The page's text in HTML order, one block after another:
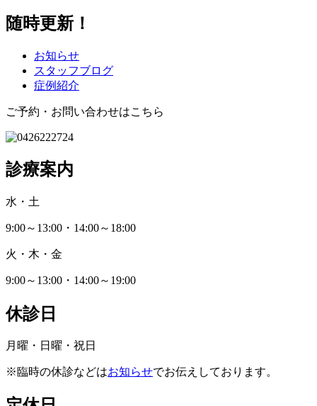
随時更新！
お知らせ
スタッフブログ
症例紹介
ご予約・お問い合わせはこちら
診療案内
水・土
9:00～13:00・14:00～18:00
火・木・金
9:00～13:00・14:00～19:00
休診日
月曜・日曜・祝日
※臨時の休診などはお知らせでお伝えしております。